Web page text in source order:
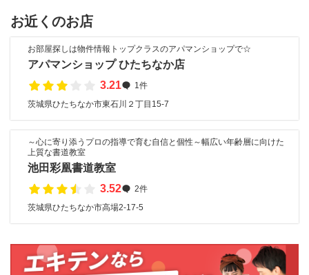
お近くのお店
お部屋探しは物件情報トップクラスのアパマンショップで☆
アパマンショップ ひたちなか店
3.21
1件
茨城県ひたちなか市東石川２丁目15-7
～心に寄り添うプロの指導で育む自信と個性～幅広い年齢層に向けた
上質な書道教室
池田彩凰書道教室
3.52
2件
茨城県ひたちなか市高場2-17-5